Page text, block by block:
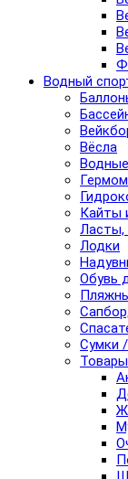
Водный
Вёсла
Кайты
Ласты,
Лодки
Обувь
Сумки